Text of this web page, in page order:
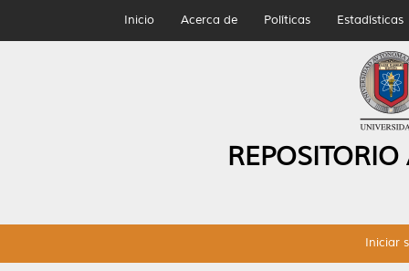
Inicio Acerca de Políticas Estadísticas
Iniciar